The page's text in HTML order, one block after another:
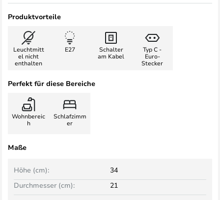
Produktvorteile
Leuchtmitt
el nicht
enthalten
E27
Schalter
am Kabel
Typ C -
Euro-
Stecker
Perfekt für diese Bereiche
Wohnbereic
h
Schlafzimm
er
Maße
Höhe (cm):
34
Durchmesser (cm):
21